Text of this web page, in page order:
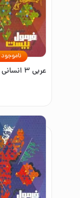
ناموجود